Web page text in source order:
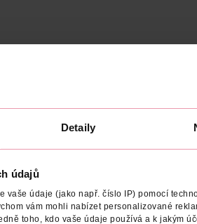
Detaily
údajů
vaše údaje (jako např. číslo IP) pomocí
vám mohli nabízet personalizované
toho, kdo vaše údaje používá a k jakým
TYP OBLEČENÍ